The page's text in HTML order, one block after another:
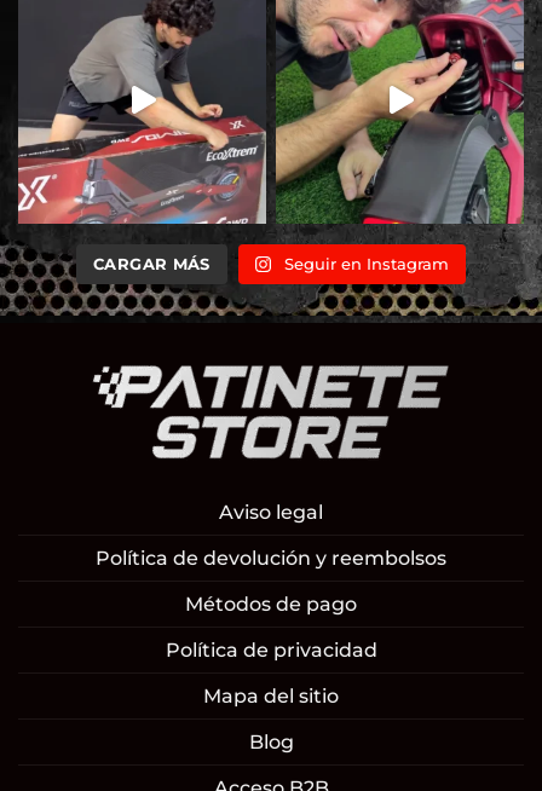
CARGAR MÁS Seguir en Instagram
Aviso legal
Política de devolución y reembolsos
Métodos de pago
Política de privacidad
Mapa del sitio
Blog